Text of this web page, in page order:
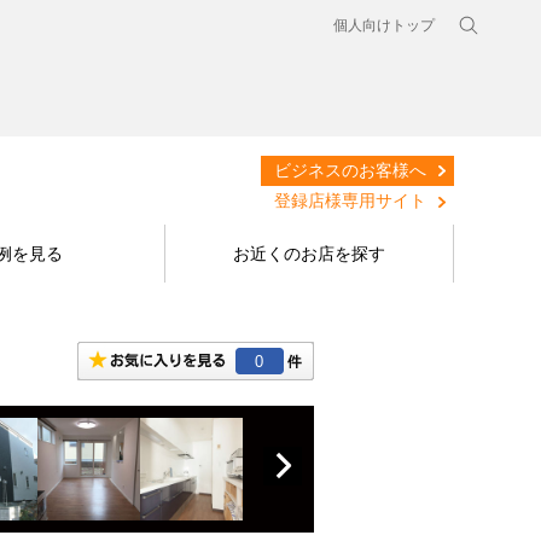
個人向けトップ
ビジネスのお客様へ
登録店様専用サイト
を見る お近くのお店を探す
0